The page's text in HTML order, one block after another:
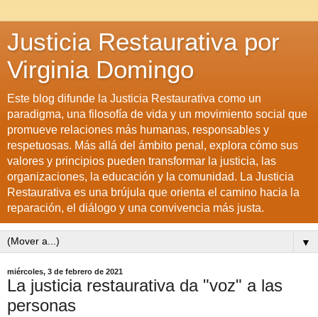
Justicia Restaurativa por
Virginia Domingo
Este blog difunde la Justicia Restaurativa como un
paradigma, una filosofía de vida y un movimiento social que
promueve relaciones más humanas, responsables y
respetuosas. Más allá del ámbito penal, explora cómo sus
valores y principios pueden transformar la justicia, las
organizaciones, la educación y la comunidad. La Justicia
Restaurativa es una brújula que orienta el camino hacia la
reparación, el diálogo y una convivencia más justa.
▼
miércoles, 3 de febrero de 2021
La justicia restaurativa da "voz" a las
personas